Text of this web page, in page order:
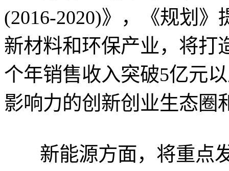
(2016-2020)》，《规划
新材料和环保产业，将打
个年销售收入突破5亿元
影响力的创新创业生态圈
新能源方面，将重点